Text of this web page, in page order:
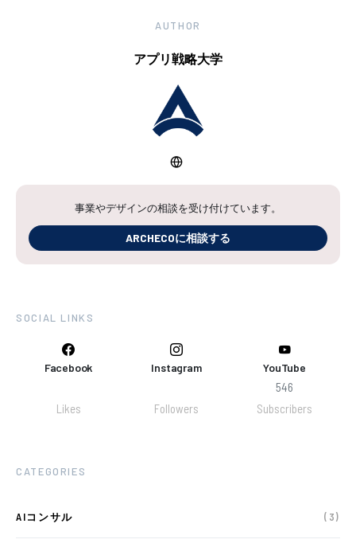
AUTHOR
アプリ戦略大学
事業やデザインの相談を受け付けています。
ARCHECOに相談する
SOCIAL LINKS
Facebook
Likes
Instagram
Followers
YouTube
546
Subscribers
CATEGORIES
AIコンサル (3)